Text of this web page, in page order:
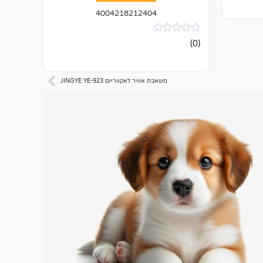
4004218212404
אין
ביקורות
(0)
משאבת אוויר לאקווריום JINGYE YE-923